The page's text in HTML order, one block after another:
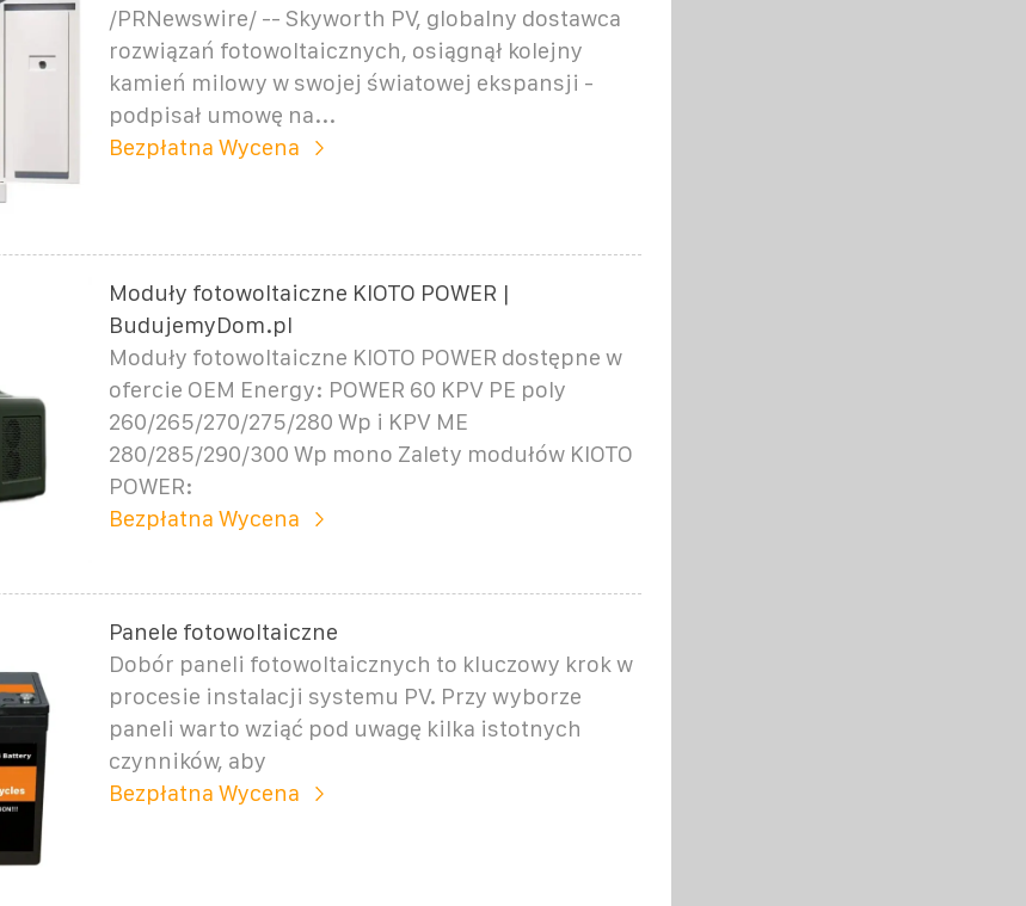
/PRNewswire/ -- Skyworth PV, globalny dostawca
rozwiązań fotowoltaicznych, osiągnął kolejny
kamień milowy w swojej światowej ekspansji -
podpisał umowę na...
Bezpłatna Wycena
Moduły fotowoltaiczne KIOTO POWER |
BudujemyDom.pl
Moduły fotowoltaiczne KIOTO POWER dostępne w
ofercie OEM Energy: POWER 60 KPV PE poly
260/265/270/275/280 Wp i KPV ME
280/285/290/300 Wp mono Zalety modułów KIOTO
POWER:
Bezpłatna Wycena
Panele fotowoltaiczne
Dobór paneli fotowoltaicznych to kluczowy krok w
procesie instalacji systemu PV. Przy wyborze
paneli warto wziąć pod uwagę kilka istotnych
czynników, aby
Bezpłatna Wycena